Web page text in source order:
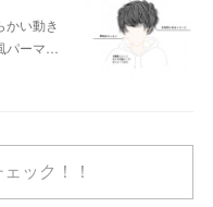
かい動き
パーマ…
ック！！